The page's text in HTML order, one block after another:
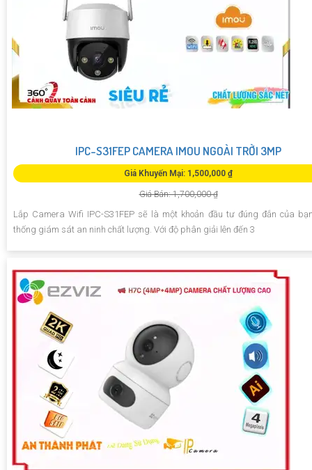
IPC-S31FEP CAMERA IMOU NGOÀI TRỜI 3MP
Giá Khuyến Mại: 1,500,000 ₫
Giá Bán: 1,700,000 ₫
Lắp Camera Wifi IPC-S31FEP sẽ là một khoản đầu tư đúng đắn của
thống giám sát an ninh chất lượng. Với độ phân giải lên đến 3